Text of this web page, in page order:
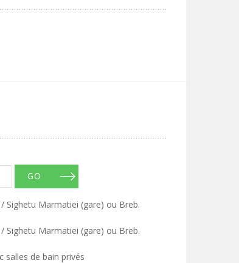
GO
Sighetu Marmatiei (gare) ou Breb.
Sighetu Marmatiei (gare) ou Breb.
salles de bain privés